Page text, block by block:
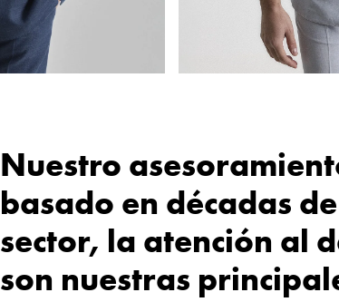
Nuestro
basado en décadas
sector, la atención al
son nuestras